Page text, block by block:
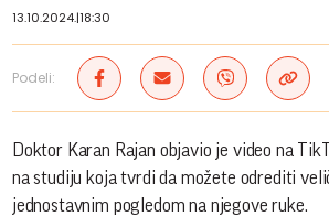
13.10.2024.|18:30
Podeli:
Doktor Karan Rajan objavio je video na
na studiju koja tvrdi da možete odrediti
jednostavnim pogledom na njegove ruke.